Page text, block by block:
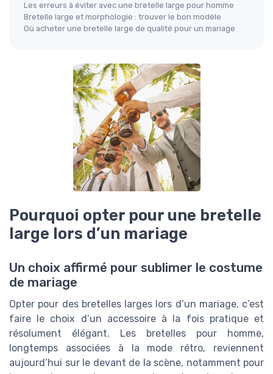
Les erreurs à éviter avec une bretelle large pour homme
Bretelle large et morphologie : trouver le bon modèle
Où acheter une bretelle large de qualité pour un mariage
Pourquoi opter pour une bretelle
large lors d’un mariage
Un choix affirmé pour sublimer le costume
de mariage
Opter pour des bretelles larges lors d’un mariage, c’est
faire le choix d’un accessoire à la fois pratique et
résolument élégant. Les bretelles pour homme,
longtemps associées à la mode rétro, reviennent
aujourd’hui sur le devant de la scène, notamment pour